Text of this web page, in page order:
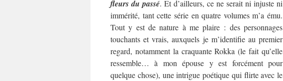
fleurs du passé. Et d’ailleurs, ce ne serait ni injuste ni
immérité, tant cette série en quatre volumes m’a ému.
Tout y est de nature à me plaire : des personnages
touchants et vrais, auxquels je m’identifie au premier
regard, notamment la craquante Rokka (le fait qu’elle
ressemble… à mon épouse y est forcément pour
quelque chose), une intrigue poétique qui flirte avec le